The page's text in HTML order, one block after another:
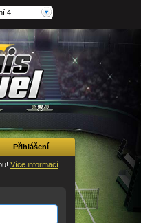
4
Přihlášení
Více informací